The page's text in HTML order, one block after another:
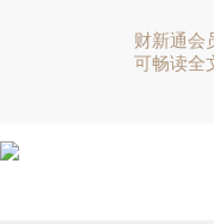
财新通会
可畅读全